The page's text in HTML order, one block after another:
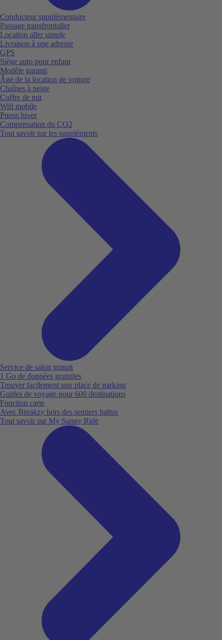
Conducteur supplémentaire
Passage transfrontalier
Location aller simple
Livraison à une adresse
GPS
Siège auto pour enfant
Modèle garanti
Âge de la location de voiture
Chaînes à neige
Coffre de toit
Wifi mobile
Pneus hiver
Compensation du CO2
Tout savoir sur les suppléments
Service de salon gratuit
1 Go de données gratuites
Trouver facilement une place de parking
Guides de voyage pour 600 destinations
Fonction carte
Avec Breakzy hors des sentiers battus
Tout savoir sur My Sunny Ride